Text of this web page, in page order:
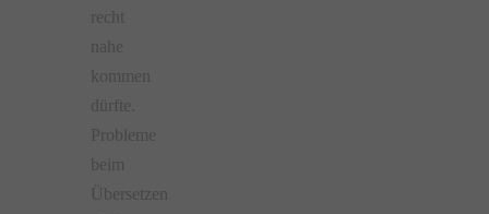
recht
nahe
kommen
dürfte.
Probleme
beim
Übersetzen